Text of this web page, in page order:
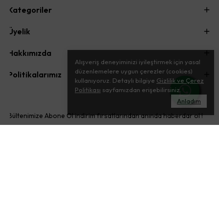
Alışveriş deneyiminizi iyileştirmek için yasal
düzenlemelere uygun çerezler (cookies)
kullanıyoruz. Detaylı bilgiye Gizlilik ve Çerez
Politikası sayfamızdan erişebilirsiniz.
Anladım
Kategoriler
Üyelik
Hakkımızda
Politikalarımız
Bültenimize Abone Ol indirim fırsatlarından anında haberdar ol !